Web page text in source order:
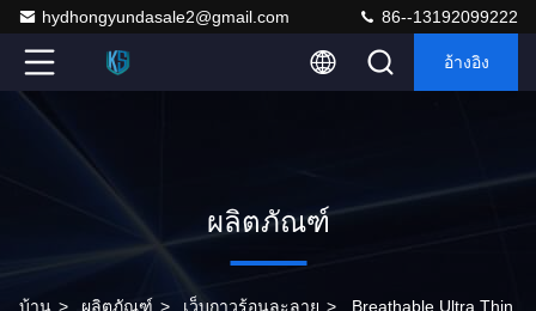
hydhongyundasale2@gmail.com 86--13192099222
อ้างอิง
ผลิตภัณฑ์
บ้าน > ผลิตภัณฑ์ > เว็บกาวร้อนละลาย > Breathable Ultra Thin